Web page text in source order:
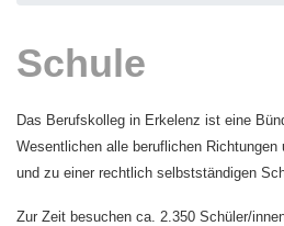
Schule
Das Berufskolleg in Erkelenz ist eine
Wesentlichen alle beruflichen
und zu einer rechtlich selbstständigen
Zur Zeit besuchen ca. 2.350 Schüler/